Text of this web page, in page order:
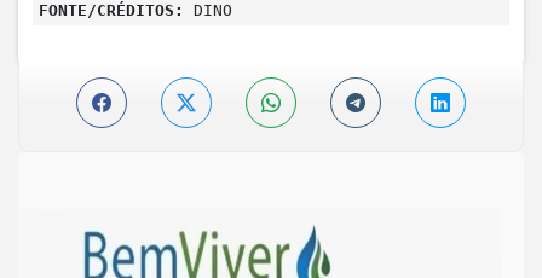
FONTE/CRÉDITOS: DINO